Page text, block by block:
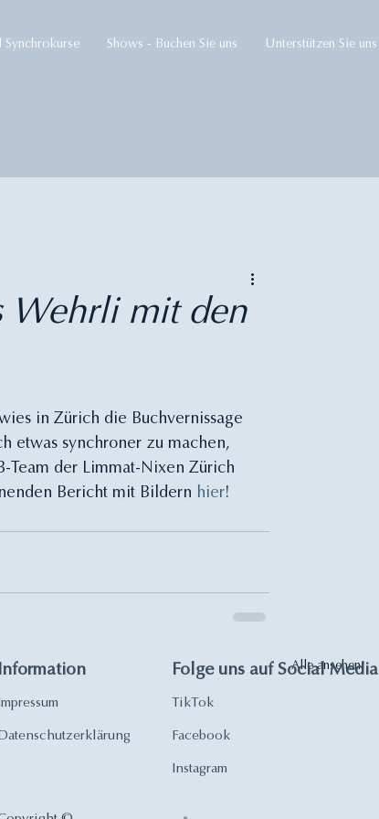
Synchrokurse Shows - Buchen Sie uns Unterstützen Sie uns
Wehrli mit den
in Zürich die Buchvernissage
etwas synchroner zu machen,
Team der Limmat-Nixen Zürich
Bericht mit Bildern hier!
Alle ansehen
Information Folge uns auf Social Media
TikTok
Facebook
Instagram